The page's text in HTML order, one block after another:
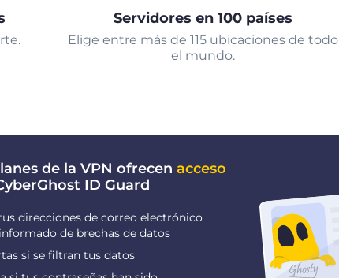
Servidores en 100 países
Elige entre más de 115 ubicaciones de todo
el mundo.
de la VPN ofrecen acceso
ID Guard
direcciones de correo electrónico
de brechas de datos
si se filtran tus datos